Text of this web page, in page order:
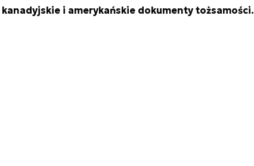
kanadyjskie i amerykańskie dokumenty tożsamości.